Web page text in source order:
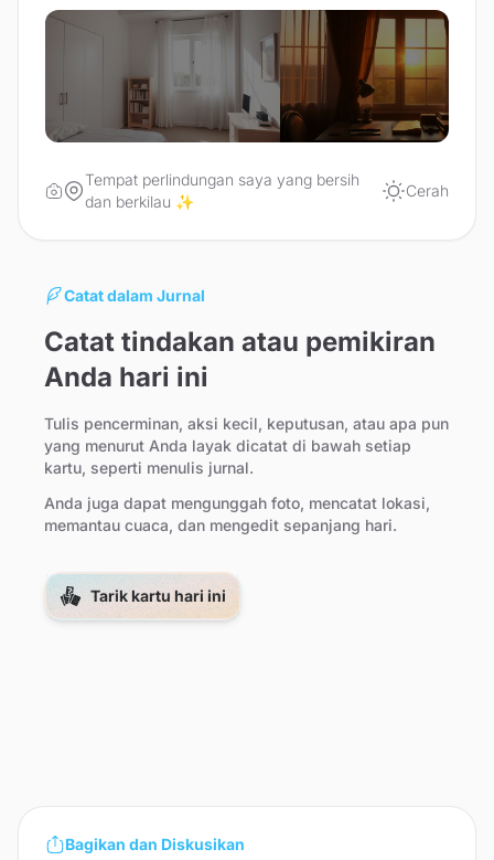
Tempat perlindungan saya yang bersih
dan berkilau ✨
Cerah
Catat dalam Jurnal
Catat tindakan atau pemikiran
Anda hari ini
Tulis pencerminan, aksi kecil, keputusan, atau apa pun
yang menurut Anda layak dicatat di bawah setiap
kartu, seperti menulis jurnal.
Anda juga dapat mengunggah foto, mencatat lokasi,
memantau cuaca, dan mengedit sepanjang hari.
Tarik kartu hari ini
Bagikan dan Diskusikan